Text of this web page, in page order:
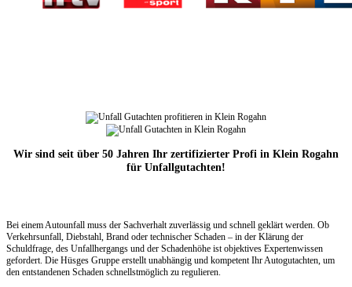
Wir sind seit über 50 Jahren Ihr zertifizierter Profi in Klein Rogahn
für Unfallgutachten!
Bei einem Autounfall muss der Sachverhalt zuverlässig und schnell geklärt werden. Ob
Verkehrsunfall, Diebstahl, Brand oder technischer Schaden – in der Klärung der
Schuldfrage, des Unfallhergangs und der Schadenhöhe ist objektives Expertenwissen
gefordert. Die Hüsges Gruppe erstellt unabhängig und kompetent Ihr Autogutachten, um
den entstandenen Schaden schnellstmöglich zu regulieren.